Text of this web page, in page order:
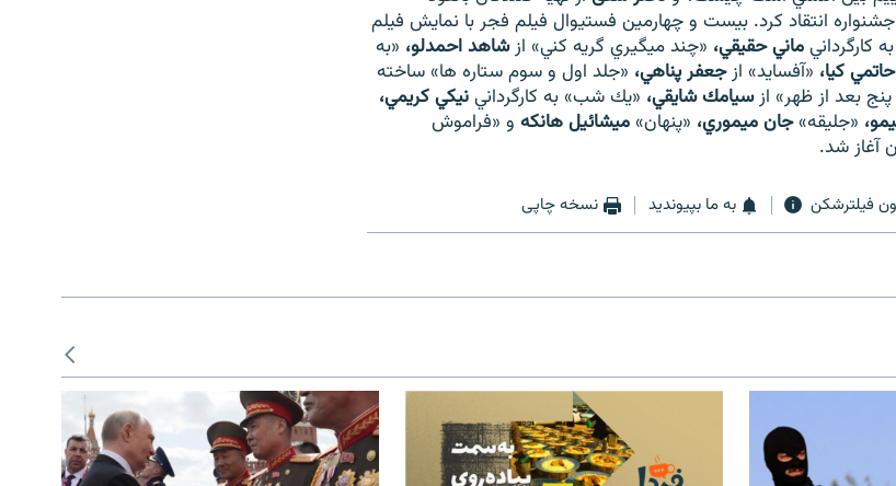
جشنواره انتقاد كرد. بيست و چهارمين فستيوال فيلم فجر با نمايش فيلم
كارگردانيماني حقيقي، «چند ميگيري گريه كني» ازشاهد احمدلو، «به
كيا، «آفسايد» ازجعفر پناهي، «جلد اول و سوم ستاره ها» ساخته
بعد از ظهر» ازسيامك شايقي، «يك شب» به كارگردانينيكي كريمي،
«جليقه»جان ميموري، «پنهان»ميشائيل هانكه و «فراموش
آغاز شد.
فیلترشکن به ما بپیوندید نسخه چاپی